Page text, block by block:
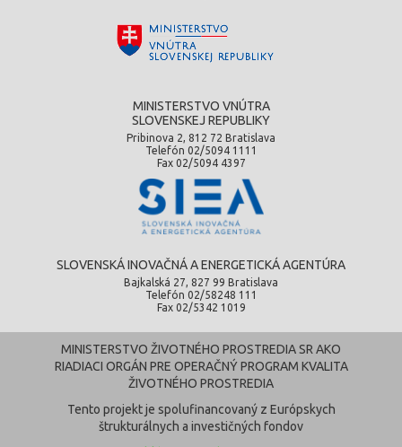
MINISTERSTVO VNÚTRA
SLOVENSKEJ REPUBLIKY
Pribinova 2, 812 72 Bratislava
Telefón 02/5094 1111
Fax 02/5094 4397
SLOVENSKÁ INOVAČNÁ A ENERGETICKÁ AGENTÚRA
Bajkalská 27, 827 99 Bratislava
Telefón 02/58248 111
Fax 02/5342 1019
MINISTERSTVO ŽIVOTNÉHO PROSTREDIA SR AKO
RIADIACI ORGÁN PRE OPERAČNÝ PROGRAM KVALITA
ŽIVOTNÉHO PROSTREDIA
Tento projekt je spolufinancovaný z Európskych
štrukturálnych a investičných fondov